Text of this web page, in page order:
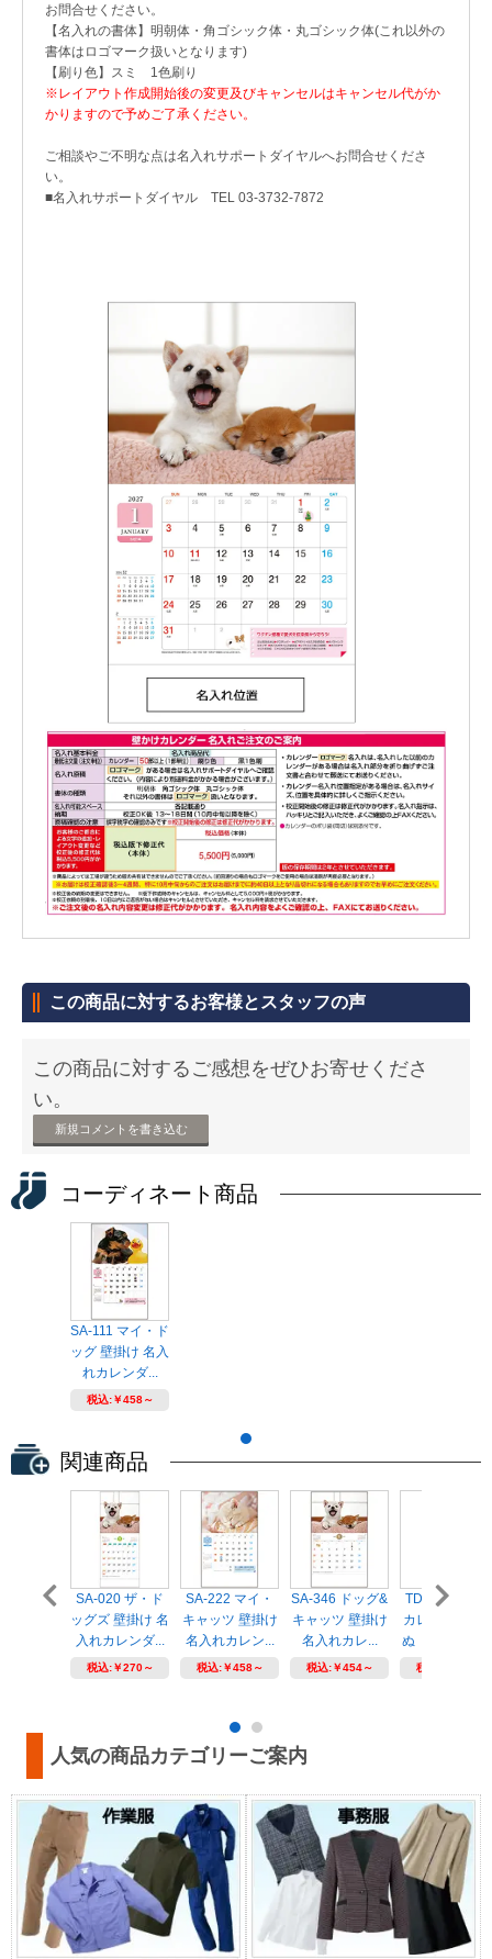
お問合せください。
【名入れの書体】明朝体・角ゴシック体・丸ゴシック体(これ以外の
書体はロゴマーク扱いとなります)
【刷り色】スミ 1色刷り
※レイアウト作成開始後の変更及びキャンセルはキャンセル代がか
かりますので予めご了承ください。
ご相談やご不明な点は名入れサポートダイヤルへお問合せくださ
い。
■名入れサポートダイヤル TEL 03-3732-7872
この商品に対するお客様とスタッフの声
この商品に対するご感想をぜひお寄せくださ
い。
新規コメントを書き込む
コーディネート商品
SA-111 マイ・ド
ッグ 壁掛け 名入
れカレンダ...
税込:￥458～
関連商品
SA-020 ザ・ド
ッグズ 壁掛け 名
入れカレンダ...
税込:￥270～
SA-222 マイ・
キャッツ 壁掛け
名入れカレン...
税込:￥458～
SA-346 ドッグ&
キャッツ 壁掛け
名入れカレ...
税込:￥454～
TD-997 短冊形
カレンダーこ
ぬ 壁掛け 名
税込:
人気の商品カテゴリーご案内